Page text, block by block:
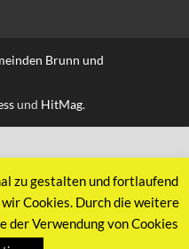
Brunn und
und HitMag.
zu gestalten und fortlaufend
Cookies. Durch die weitere
der Verwendung von Cookies